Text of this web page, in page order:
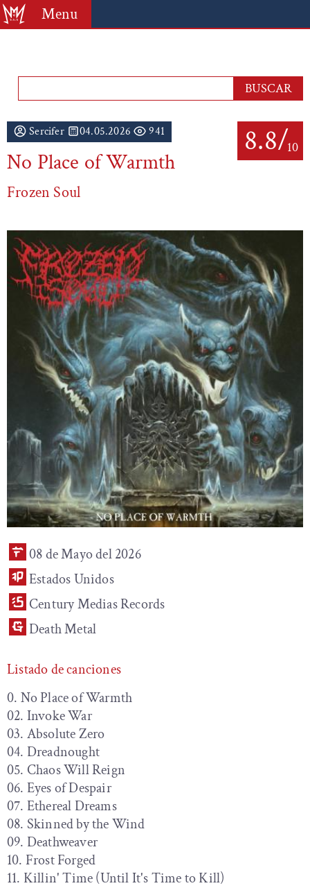
Menu
8.8/10
Sercifer 04.05.2026 941
No Place of Warmth
Frozen Soul
08 de Mayo del 2026
Estados Unidos
Century Medias Records
Death Metal
Listado de canciones
0. No Place of Warmth
02. Invoke War
03. Absolute Zero
04. Dreadnought
05. Chaos Will Reign
06. Eyes of Despair
07. Ethereal Dreams
08. Skinned by the Wind
09. Deathweaver
10. Frost Forged
11. Killin' Time (Until It's Time to Kill)